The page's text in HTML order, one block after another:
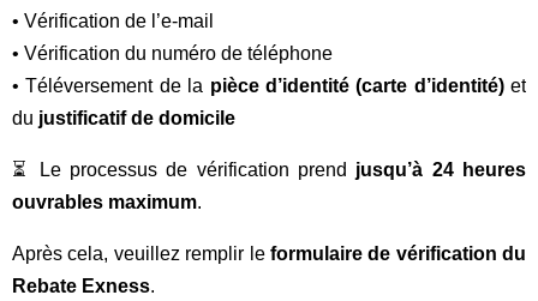
• Vérification de l’e-mail
• Vérification du numéro de téléphone
• Téléversement de la pièce d’identité (carte d’identité)et
du justificatif de domicile
⏳ Le processus de vérification prend jusqu’à 24 heures
ouvrables maximum.
Après cela, veuillez remplir le formulaire de vérification du
Rebate Exness.